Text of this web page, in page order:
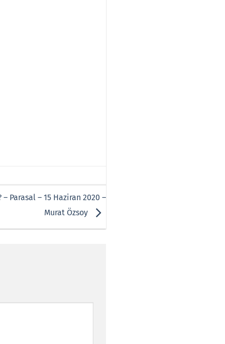
Parasal – 15 Haziran 2020 –
Murat Özsoy